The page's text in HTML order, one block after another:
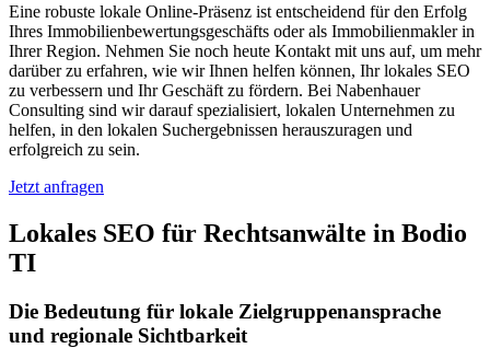
Eine robuste lokale Online-Präsenz ist entscheidend für den Erfolg
Ihres Immobilienbewertungsgeschäfts oder als Immobilienmakler in
Ihrer Region. Nehmen Sie noch heute Kontakt mit uns auf, um mehr
darüber zu erfahren, wie wir Ihnen helfen können, Ihr lokales SEO
zu verbessern und Ihr Geschäft zu fördern. Bei Nabenhauer
Consulting sind wir darauf spezialisiert, lokalen Unternehmen zu
helfen, in den lokalen Suchergebnissen herauszuragen und
erfolgreich zu sein.
Jetzt anfragen
Lokales SEO für Rechtsanwälte in Bodio
TI
Die Bedeutung für lokale Zielgruppenansprache
und regionale Sichtbarkeit